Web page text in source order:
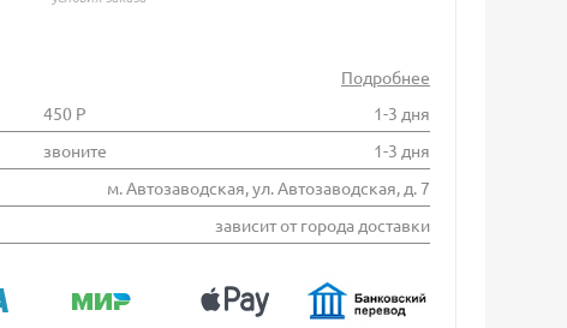
Подробнее
450 Р
1-3 дня
звоните
1-3 дня
м. Автозаводская, ул. Автозаводская, д. 7
зависит от города доставки